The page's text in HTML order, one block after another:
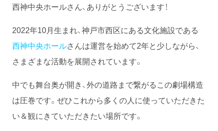
西神中央ホールさん、ありがとうございます！
2022年10月生まれ、神戸市西区にある文化施設である
西神中央ホールさんは運営を始めて2年と少しながら、
さまざまな活動を展開されています。
中でも舞台奥が開き、外の道路まで繋がるこの劇場構造
は圧巻です。ぜひこれから多くの人に使っていただきた
い＆観にきていただきたい場所です。